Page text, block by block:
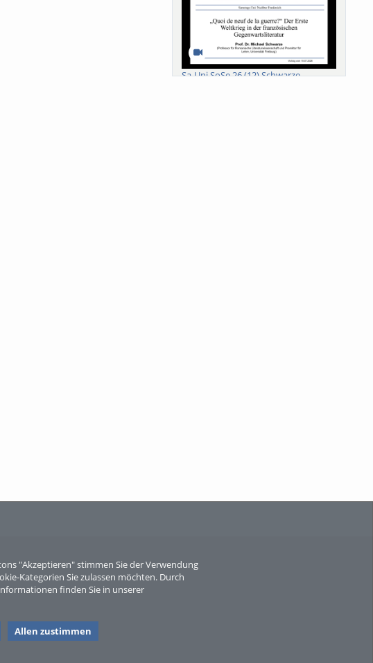
"Akzeptieren" stimmen Sie der Verwendung
Kategorien Sie zulassen möchten. Durch
finden Sie in unserer
Allen zustimmen
Sa-Uni SoSe 26 (12) Schwarze
Sperber